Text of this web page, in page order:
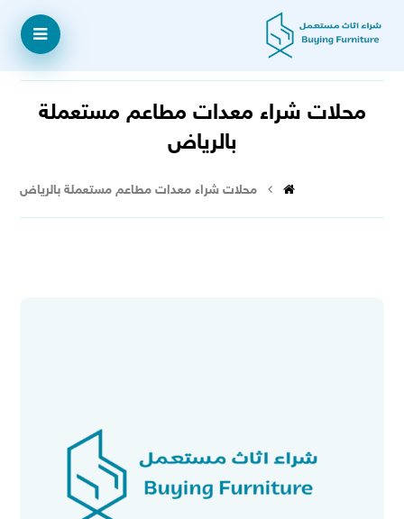
محلات شراء معدات مطاعم مستعملة
بالرياض
محلات شراء معدات مطاعم مستعملة بالرياض